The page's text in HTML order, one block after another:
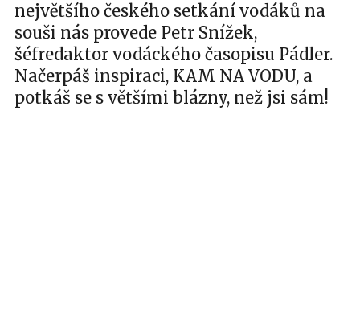
největšího českého setkání vodáků na
souši nás provede Petr Snížek,
šéfredaktor vodáckého časopisu Pádler.
Načerpáš inspiraci, KAM NA VODU, a
potkáš se s většími blázny, než jsi sám!